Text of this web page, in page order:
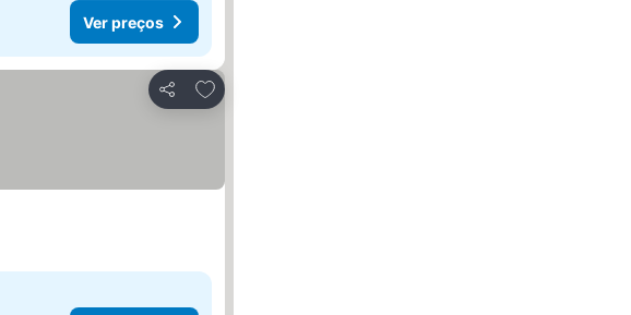
Ver preços
Partilhar
Adicionar aos favoritos